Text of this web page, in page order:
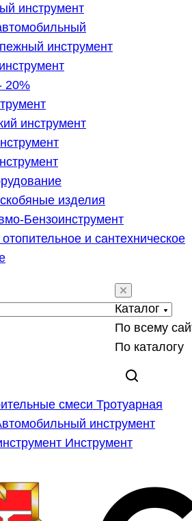
инструмент
инструмент
20%
инструмент
изделия
Бензоинструмент
и сантехническое
Каталог
По всему
По каталогу
смеси Тротуарная
инструмент
Инструмент